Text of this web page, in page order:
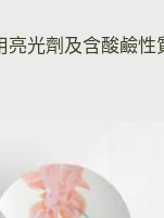
光劑及含酸鹼性